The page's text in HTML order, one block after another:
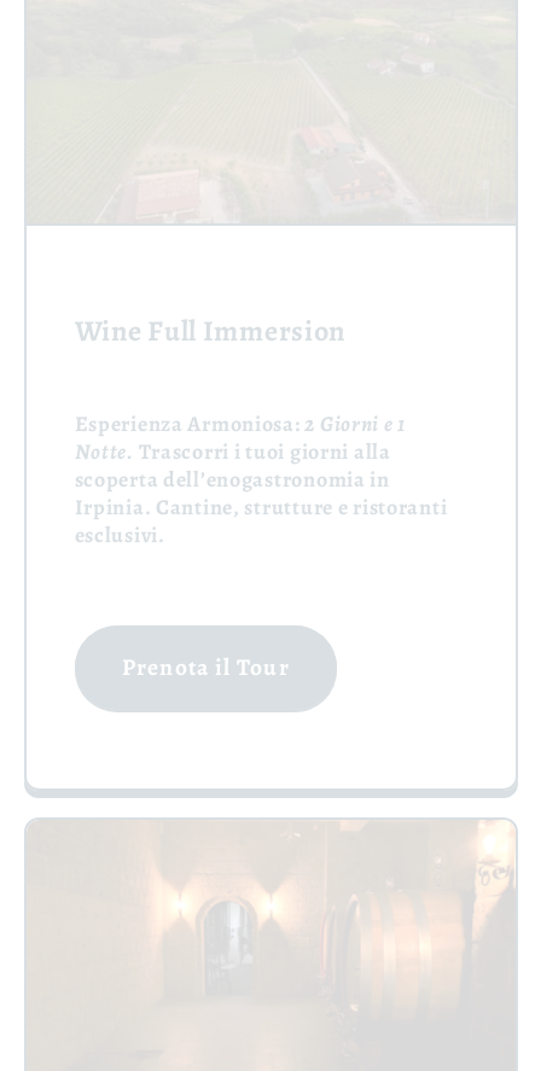
Wine Full Immersion
Esperienza Armoniosa:2 Giorni e 1
Notte. Trascorri i tuoi giorni alla
scoperta dell’enogastronomia in
Irpinia. Cantine, strutture e ristoranti
esclusivi.
Prenota il Tour